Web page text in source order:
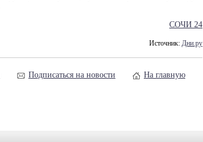
СОЧИ 24
Источник: Дни.ру
Подписаться на новости На главную